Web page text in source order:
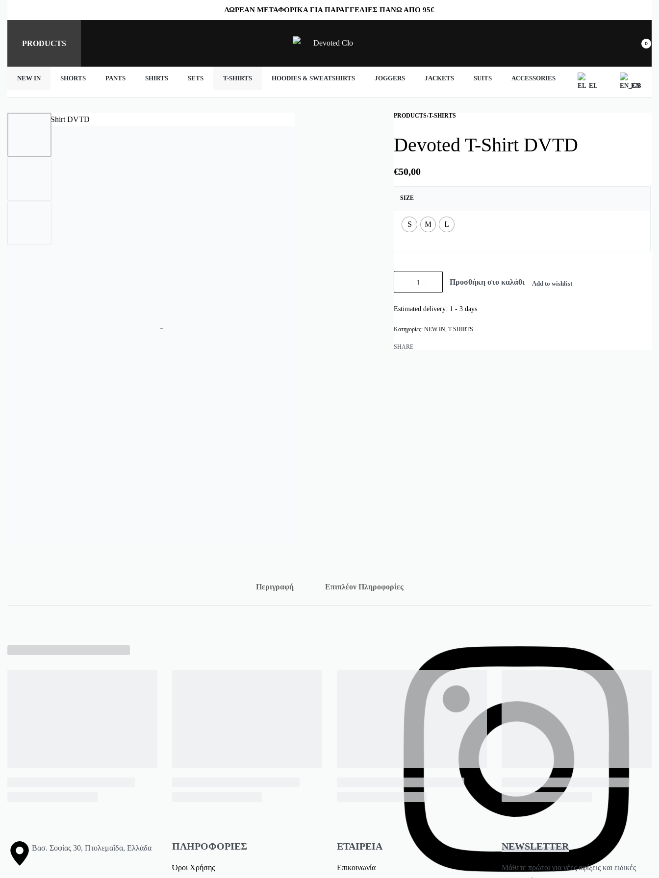
ΔΩΡΕΑΝ ΜΕΤΑΦΟΡΙΚΑ ΓΙΑ ΠΑΡΑΓΓΕΛΙΕΣ ΠΑΝΩ ΑΠΟ 95€
PRODUCTS 0
NEW IN SHORTS PANTS SHIRTS SETS T-SHIRTS HOODIES & SWEATSHIRTS JOGGERS JACKETS SUITS
ACCESSORIES
EL
EN
PRODUCTS›T-SHIRTS
Devoted T-Shirt DVTD
€50,00
SIZE
S M L
Προσθήκη στο καλάθι Add to wishlist
Estimated delivery: 1 - 3 days
Κατηγορίες:NEW IN,T-SHIRTS
SHARE
Περιγραφή Επιπλέον Πληροφορίες
Βασ. Σοφίας 30, Πτολεμαΐδα, Ελλάδα ΠΛΗΡΟΦΟΡΙΕΣ
Όροι Χρήσης
ΕΤΑΙΡΕΙΑ
Επικοινωνία
NEWSLETTER
Mάθετε πρώτοι για νέες αφίξεις και ειδικές